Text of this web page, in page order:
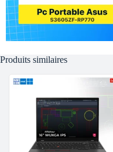
Produits similaires